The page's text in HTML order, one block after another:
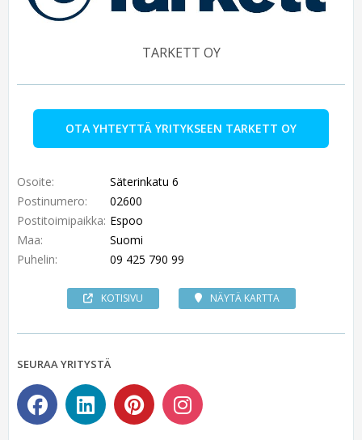
TARKETT OY
OTA YHTEYTTÄ YRITYKSEEN TARKETT OY
Osoite:
Säterinkatu 6
Postinumero:
02600
Postitoimipaikka: Espoo
Maa:
Suomi
Puhelin:
09 425 790 99
KOTISIVU NÄYTÄ KARTTA
SEURAA YRITYSTÄ